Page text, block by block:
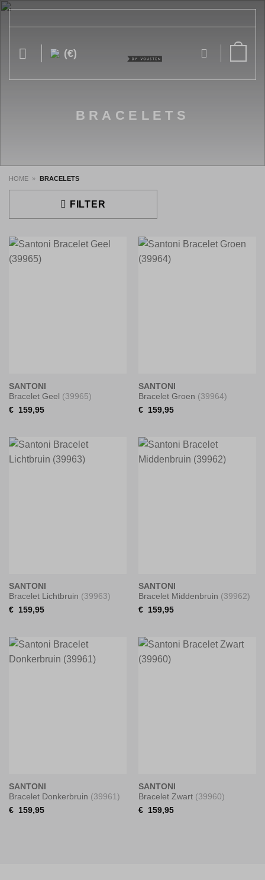
Ga
(€)
BRACELETS
HOME » BRACELETS
FILTER
SANTONI
Bracelet Geel (39965)
€
159,95
SANTONI
Bracelet Groen (39964)
€
159,95
SANTONI
Bracelet Lichtbruin (39963)
€
159,95
SANTONI
Bracelet Middenbruin (39962)
€
159,95
SANTONI
Bracelet Donkerbruin (39961)
€
159,95
SANTONI
Bracelet Zwart (39960)
€
159,95